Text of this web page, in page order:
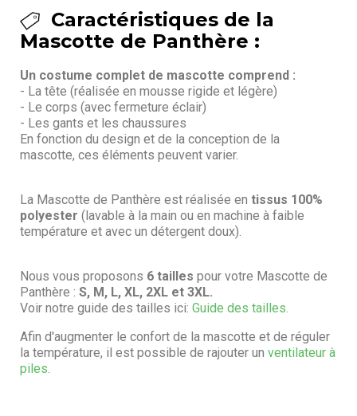
Caractéristiques de la
Mascotte de Panthère :
Un costume complet de mascotte comprend :
- La tête (réalisée en mousse rigide et légère)
- Le corps (avec fermeture éclair)
- Les gants et les chaussures
En fonction du design et de la conception de la
mascotte, ces éléments peuvent varier.
La Mascotte de Panthère est réalisée en tissus 100%
polyester (lavable à la main ou en machine à faible
température et avec un détergent doux).
Nous vous proposons 6 tailles pour votre Mascotte de
Panthère : S, M, L, XL, 2XL et 3XL.
Voir notre guide des tailles ici: Guide des tailles.
Afin d'augmenter le confort de la mascotte et de réguler
la température, il est possible de rajouter un ventilateur à
piles.